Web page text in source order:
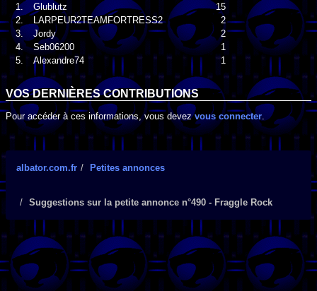
1.
Glublutz
15
2.
LARPEUR2TEAMFORTRESS2
2
3.
Jordy
2
4.
Seb06200
1
5.
Alexandre74 1
VOS DERNIÈRES CONTRIBUTIONS
Pour accéder à ces informations, vous devezvous connecter
albator.com.fr Petites annonces
Suggestions sur la petite annonce n°490 - Fraggle Rock